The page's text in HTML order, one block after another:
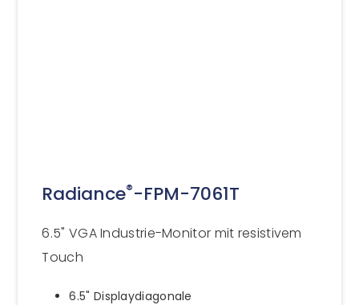
Radiance®-FPM-7061T
6.5" VGA Industrie-Monitor mit resistivem
Touch
6.5" Displaydiagonale